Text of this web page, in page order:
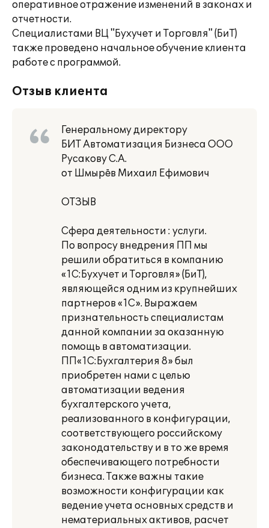
оперативное отражение изменений в законах и
отчетности.
Специалистами ВЦ "Бухучет и Торговля" (БиТ)
также проведено начальное обучение клиента
работе с программой.
Отзыв клиента
Генеральному директору
БИТ Автоматизация Бизнеса ООО
Русакову С.А.
от Шмырёв Михаил Ефимович
ОТЗЫВ
Сфера деятельности : услуги.
По вопросу внедрения ПП мы
решили обратиться в компанию
«1С:Бухучет и Торговля» (БиТ),
являющейся одним из крупнейших
партнеров «1С». Выражаем
признательность специалистам
данной компании за оказанную
помощь в автоматизации.
ПП«1С:Бухгалтерия 8» был
приобретен нами с целью
автоматизации ведения
бухгалтерского учета,
реализованного в конфигурации,
соответствующего российскому
законодательству и в то же время
обеспечивающего потребности
бизнеса. Также важны такие
возможности конфигурации как
ведение учета основных средств и
нематериальных активов, расчет